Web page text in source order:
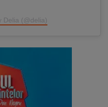
Delia (@delia)